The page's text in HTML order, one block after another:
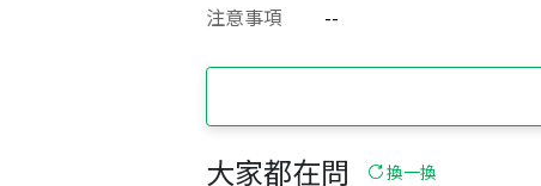
注意事項
--
大家都在問 換一換